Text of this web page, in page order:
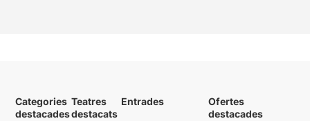
Categories
destacades
Teatres
destacats
Entrades
Ofertes
destacades